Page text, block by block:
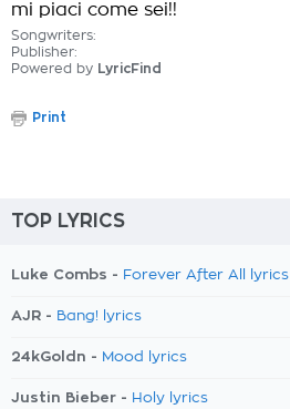
mi piaci come sei!!
Songwriters:
Publisher:
Powered by LyricFind
Print
TOP LYRICS
Luke Combs - Forever After All lyrics
AJR - Bang! lyrics
24kGoldn - Mood lyrics
Justin Bieber - Holy lyrics